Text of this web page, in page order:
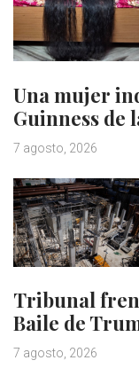
Una mujer
Guinness de
7 agosto, 2026
Tribunal
Baile de
7 agosto, 2026